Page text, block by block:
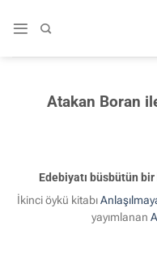
atla
Atakan Boran
Edebiyatı büsbütün
İkinci öykü kitabı
yayımlanan